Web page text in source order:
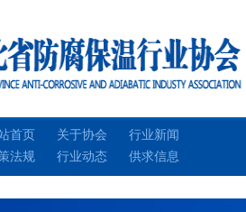
首页 关于协会
行业新闻
法规
行业动态 供求信息